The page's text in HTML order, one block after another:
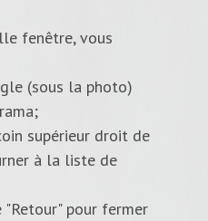
fenêtre, vous
(sous la photo)
supérieur droit de
à la liste de
pour fermer